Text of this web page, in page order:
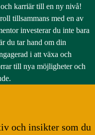
karriär till en ny nivå!
tillsammans med en av
investerar du inte bara
du tar hand om din
i att växa och
till nya möjligheter och
och insikter som du